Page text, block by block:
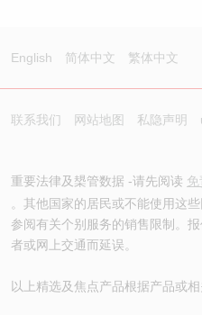
English 简体中文 繁体中文
联系我们 网站地图 私隐声明
重要法律及槼管数据 -请先阅读 免
。其他国家的居民或不能使用这
参阅有关个别服务的销售限制。
者或网上交通而延误。
以上精选及焦点产品根据产品或